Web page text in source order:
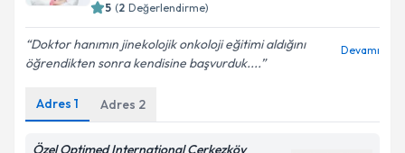
5 (2 Değerlendirme)
Doktor hanımın jinekolojik onkoloji eğitimi aldığını
öğrendikten sonra kendisine başvurduk....
Devamı
Adres 1 Adres 2
Özel Optimed International Çerkezköy